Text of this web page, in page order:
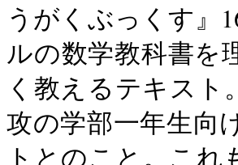
うがくぶっくす』
ルの数学教科書を
く教えるテキスト
攻の学部一年生向
トとのこと。こ